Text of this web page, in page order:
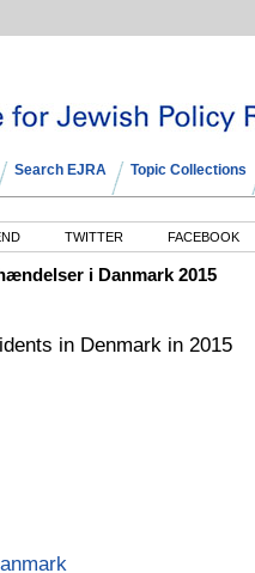
Search EJRA Topic Collections
TWITTER FACEBOOK
i Danmark 2015
in Denmark in 2015